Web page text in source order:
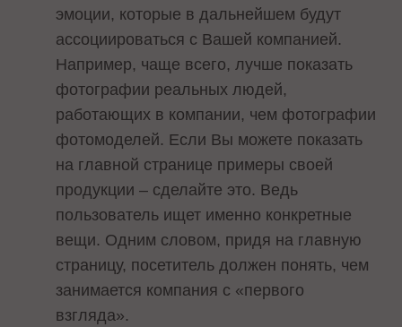
эмоции, которые в дальнейшем будут
ассоциироваться с Вашей компанией.
Например, чаще всего, лучше показать
фотографии реальных людей,
работающих в компании, чем фотографии
фотомоделей. Если Вы можете показать
на главной странице примеры своей
продукции – сделайте это. Ведь
пользователь ищет именно конкретные
вещи. Одним словом, придя на главную
страницу, посетитель должен понять, чем
занимается компания с «первого
взгляда».